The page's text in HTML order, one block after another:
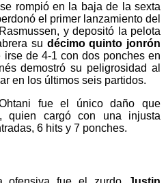
rompió en la baja de la sexta
el primer lanzamiento del
y depositó la pelota
su décimo quinto jonrón
irse de 4-1 con dos ponches en
demostró su peligrosidad al
en los últimos seis partidos.
fue el único daño que
quien cargó con una injusta
6 hits y 7 ponches.